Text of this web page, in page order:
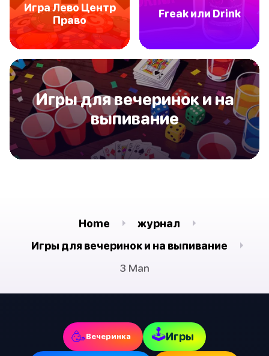
Игра Лево Центр
Право
Freak или Drink
Игры для вечеринок и на
выпивание
Home
журнал
Игры для вечеринок и на выпивание
3 Man
🥳Вечеринка 🕹Игры